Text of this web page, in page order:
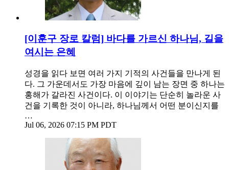
[이훈구 장로 칼럼] 바다를 가르신 하나님, 길을
여시는 은혜
성경을 읽다 보면 여러 가지 기적의 사건들을 만나게 된
다. 그 가운데서도 가장 마음에 깊이 남는 장면 중 하나는
홍해가 갈라진 사건이다. 이 이야기는 단순히 놀라운 사
건을 기록한 것이 아니라, 하나님께서 어떤 분이신지를
…
Jul 06, 2026 07:15 PM PDT